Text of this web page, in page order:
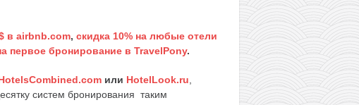
в airbnb.com, скидка 10% на любые отели
первое бронирование в TravelPony.
или HotelLook.ru
систем бронирования таким